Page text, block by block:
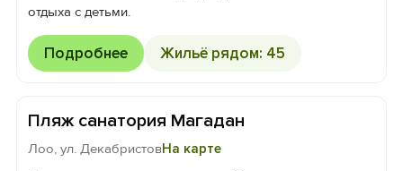
отдыха с детьми.
Подробнее Жильё рядом: 45
Пляж санатория Магадан
Лоо, ул. ДекабристовНа карте